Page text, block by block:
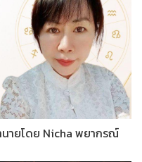
นายโดย Nicha พยากรณ์